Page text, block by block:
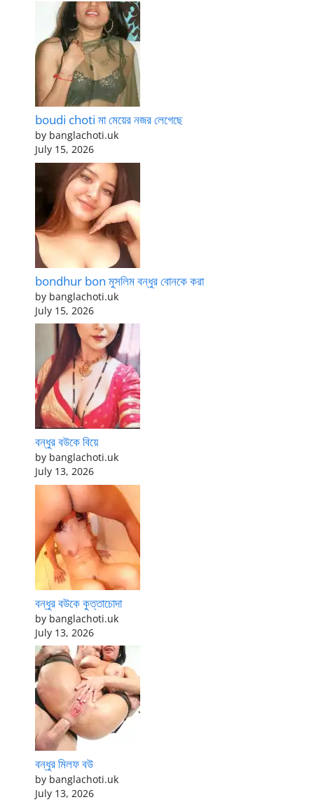
boudi choti মা মেয়ের নজর লেগেছে
by banglachoti.uk
July 15, 2026
bondhur bon মুসলিম বন্ধুর বোনকে করা
by banglachoti.uk
July 15, 2026
বন্ধুর বউকে বিয়ে
by banglachoti.uk
July 13, 2026
বন্ধুর বউকে কুত্তাচোদা
by banglachoti.uk
July 13, 2026
বন্ধুর মিলফ বউ
by banglachoti.uk
July 13, 2026